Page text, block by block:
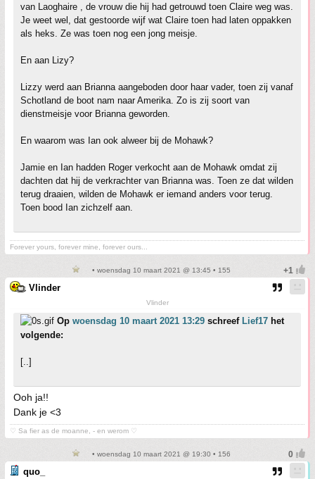
van Laoghaire , de vrouw die hij had getrouwd toen Claire weg was.
Je weet wel, dat gestoorde wijf wat Claire toen had laten oppakken
als heks. Ze was toen nog een jong meisje.
En aan Lizy?
Lizzy werd aan Brianna aangeboden door haar vader, toen zij vanaf
Schotland de boot nam naar Amerika. Zo is zij soort van
dienstmeisje voor Brianna geworden.
En waarom was Ian ook alweer bij de Mohawk?
Jamie en Ian hadden Roger verkocht aan de Mohawk omdat zij
dachten dat hij de verkrachter van Brianna was. Toen ze dat wilden
terug draaien, wilden de Mohawk er iemand anders voor terug.
Toen bood Ian zichzelf aan.
Forever yours, forever mine, forever ours...
• woensdag 10 maart 2021 @ 13:45 • 155
Vlinder
Vlinder
Op woensdag 10 maart 2021 13:29 schreef Lief17 het
volgende:
[..]
Ooh ja!!
Dank je <3
♡ Sa fier as de moanne, - en werom ♡
• woensdag 10 maart 2021 @ 19:30 • 156
quo_